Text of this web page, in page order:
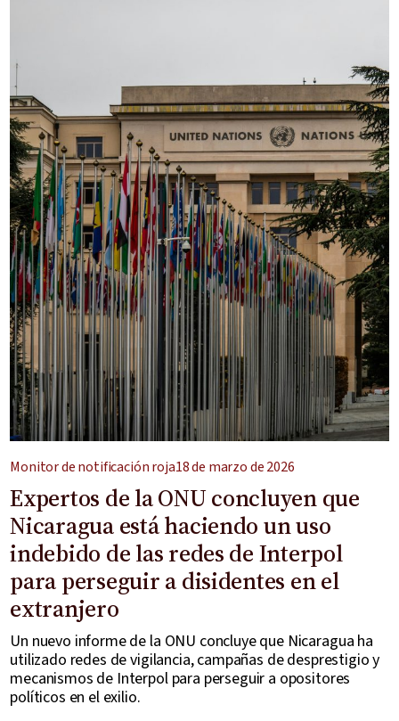
Monitor de notificación roja18 de marzo de 2026
Expertos de la ONU concluyen que
Nicaragua está haciendo un uso
indebido de las redes de Interpol
para perseguir a disidentes en el
extranjero
Un nuevo informe de la ONU concluye que Nicaragua ha
utilizado redes de vigilancia, campañas de desprestigio y
mecanismos de Interpol para perseguir a opositores
políticos en el exilio.